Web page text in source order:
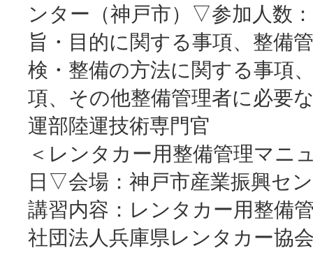
ンター（神戸市）▽参加人数
旨・目的に関する事項、整備
検・整備の方法に関する事項
項、その他整備管理者に必要
運部陸運技術専門官
＜レンタカー用整備管理マニ
日▽会場：神戸市産業振興セ
講習内容：レンタカー用整備
社団法人兵庫県レンタカー協